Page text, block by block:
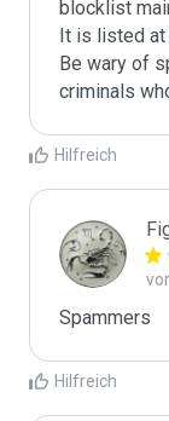
blocklist
It is listed
Be wary of
criminals
Hilfreich
Spammers
Hilfreich